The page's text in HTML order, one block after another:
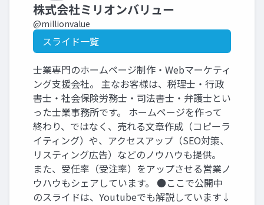
株式会社ミリオンバリュー
@millionvalue
スライド一覧
士業専門のホームページ制作・Webマーケティ
ング支援会社。 主なお客様は、税理士・行政
書士・社会保険労務士・司法書士・弁護士とい
った士業事務所です。 ホームページを作って
終わり、ではなく、売れる文章作成（コピーラ
イティング）や、アクセスアップ（SEO対策、
リスティング広告）などのノウハウも提供。
また、受任率（受注率）をアップさせる営業ノ
ウハウもシェアしています。 ●ここで公開中
のスライドは、Youtubeでも解説しています↓